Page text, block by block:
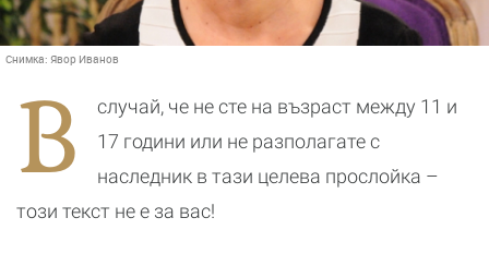
Снимка: Явор Иванов
В
случай, че не сте на възраст между 11 и
17 години или не разполагате с
наследник в тази целева прослойка –
този текст не е за вас!